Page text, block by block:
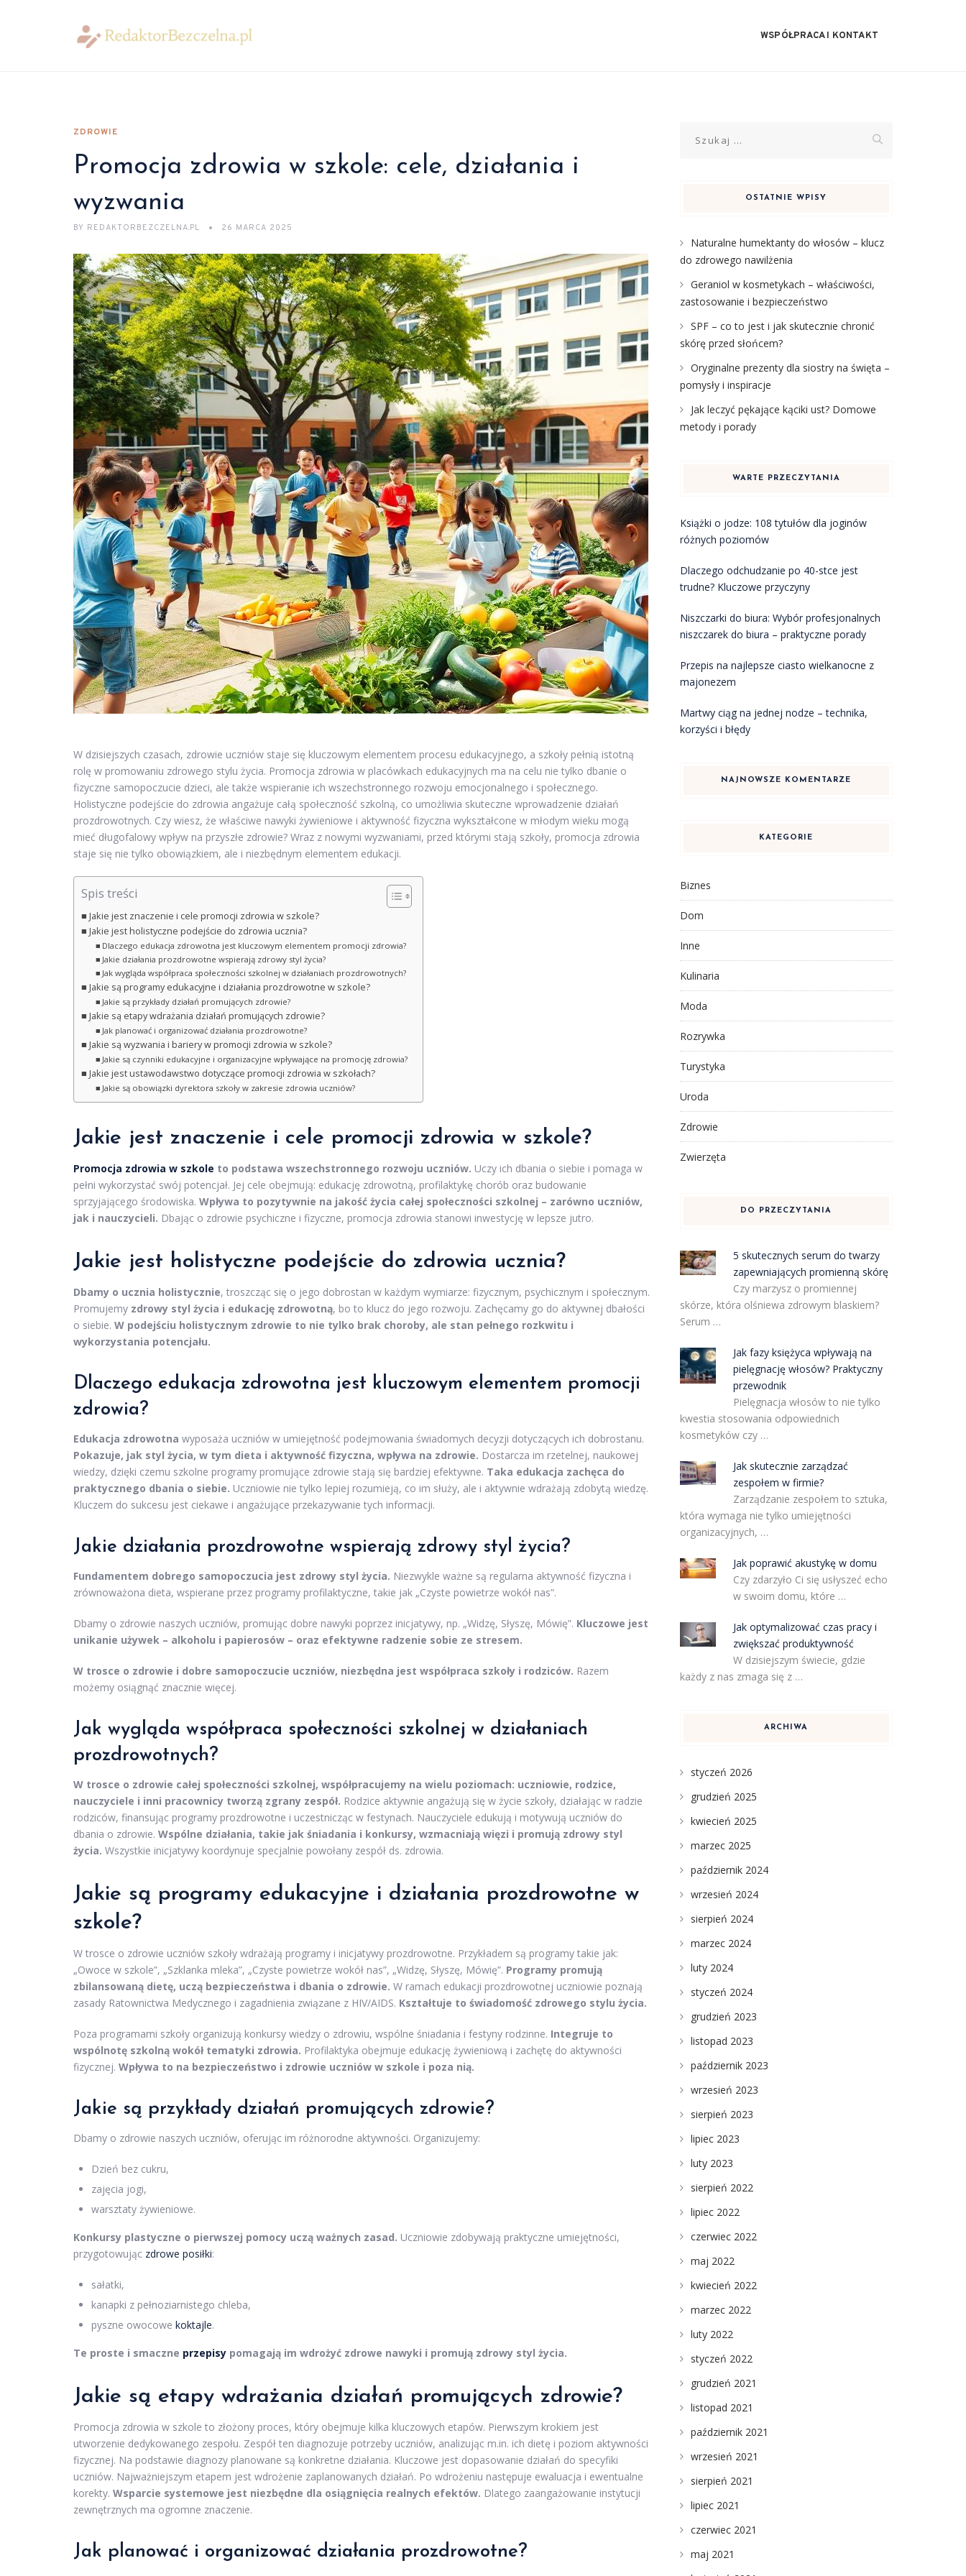
WSPÓŁPRACA I KONTAKT
ZDROWIE
Promocja zdrowia w szkole: cele, działania i
wyzwania
BY REDAKTORBEZCZELNA.PL 26 MARCA 2025
W dzisiejszych czasach, zdrowie uczniów staje się kluczowym elementem procesu edukacyjnego, a szkoły pełnią istotną
rolę w promowaniu zdrowego stylu życia. Promocja zdrowia w placówkach edukacyjnych ma na celu nie tylko dbanie o
fizyczne samopoczucie dzieci, ale także wspieranie ich wszechstronnego rozwoju emocjonalnego i społecznego.
Holistyczne podejście do zdrowia angażuje całą społeczność szkolną, co umożliwia skuteczne wprowadzenie działań
prozdrowotnych. Czy wiesz, że właściwe nawyki żywieniowe i aktywność fizyczna wykształcone w młodym wieku mogą
mieć długofalowy wpływ na przyszłe zdrowie? Wraz z nowymi wyzwaniami, przed którymi stają szkoły, promocja zdrowia
staje się nie tylko obowiązkiem, ale i niezbędnym elementem edukacji.
Spis treści
Jakie jest znaczenie i cele promocji zdrowia w szkole?
Jakie jest holistyczne podejście do zdrowia ucznia?
Dlaczego edukacja zdrowotna jest kluczowym elementem promocji zdrowia?
Jakie działania prozdrowotne wspierają zdrowy styl życia?
Jak wygląda współpraca społeczności szkolnej w działaniach prozdrowotnych?
Jakie są programy edukacyjne i działania prozdrowotne w szkole?
Jakie są przykłady działań promujących zdrowie?
Jakie są etapy wdrażania działań promujących zdrowie?
Jak planować i organizować działania prozdrowotne?
Jakie są wyzwania i bariery w promocji zdrowia w szkole?
Jakie są czynniki edukacyjne i organizacyjne wpływające na promocję zdrowia?
Jakie jest ustawodawstwo dotyczące promocji zdrowia w szkołach?
Jakie są obowiązki dyrektora szkoły w zakresie zdrowia uczniów?
Jakie jest znaczenie i cele promocji zdrowia w szkole?
Promocja zdrowia w szkole to podstawa wszechstronnego rozwoju uczniów. Uczy ich dbania o siebie i pomaga w
pełni wykorzystać swój potencjał. Jej cele obejmują: edukację zdrowotną, profilaktykę chorób oraz budowanie
sprzyjającego środowiska. Wpływa to pozytywnie na jakość życia całej społeczności szkolnej – zarówno uczniów,
jak i nauczycieli. Dbając o zdrowie psychiczne i fizyczne, promocja zdrowia stanowi inwestycję w lepsze jutro.
Jakie jest holistyczne podejście do zdrowia ucznia?
Dbamy o ucznia holistycznie, troszcząc się o jego dobrostan w każdym wymiarze: fizycznym, psychicznym i społecznym.
Promujemy zdrowy styl życia i edukację zdrowotną, bo to klucz do jego rozwoju. Zachęcamy go do aktywnej dbałości
o siebie. W podejściu holistycznym zdrowie to nie tylko brak choroby, ale stan pełnego rozkwitu i
wykorzystania potencjału.
Dlaczego edukacja zdrowotna jest kluczowym elementem promocji
zdrowia?
Edukacja zdrowotna wyposaża uczniów w umiejętność podejmowania świadomych decyzji dotyczących ich dobrostanu.
Pokazuje, jak styl życia, w tym dieta i aktywność fizyczna, wpływa na zdrowie. Dostarcza im rzetelnej, naukowej
wiedzy, dzięki czemu szkolne programy promujące zdrowie stają się bardziej efektywne. Taka edukacja zachęca do
praktycznego dbania o siebie. Uczniowie nie tylko lepiej rozumieją, co im służy, ale i aktywnie wdrażają zdobytą wiedzę.
Kluczem do sukcesu jest ciekawe i angażujące przekazywanie tych informacji.
Jakie działania prozdrowotne wspierają zdrowy styl życia?
Fundamentem dobrego samopoczucia jest zdrowy styl życia. Niezwykle ważne są regularna aktywność fizyczna i
zrównoważona dieta, wspierane przez programy profilaktyczne, takie jak „Czyste powietrze wokół nas”.
Dbamy o zdrowie naszych uczniów, promując dobre nawyki poprzez inicjatywy, np. „Widzę, Słyszę, Mówię”. Kluczowe jest
unikanie używek – alkoholu i papierosów – oraz efektywne radzenie sobie ze stresem.
W trosce o zdrowie i dobre samopoczucie uczniów, niezbędna jest współpraca szkoły i rodziców. Razem
możemy osiągnąć znacznie więcej.
Jak wygląda współpraca społeczności szkolnej w działaniach
prozdrowotnych?
W trosce o zdrowie całej społeczności szkolnej, współpracujemy na wielu poziomach: uczniowie, rodzice,
nauczyciele i inni pracownicy tworzą zgrany zespół. Rodzice aktywnie angażują się w życie szkoły, działając w radzie
rodziców, finansując programy prozdrowotne i uczestnicząc w festynach. Nauczyciele edukują i motywują uczniów do
dbania o zdrowie. Wspólne działania, takie jak śniadania i konkursy, wzmacniają więzi i promują zdrowy styl
życia. Wszystkie inicjatywy koordynuje specjalnie powołany zespół ds. zdrowia.
Jakie są programy edukacyjne i działania prozdrowotne w
szkole?
W trosce o zdrowie uczniów szkoły wdrażają programy i inicjatywy prozdrowotne. Przykładem są programy takie jak:
„Owoce w szkole”, „Szklanka mleka”, „Czyste powietrze wokół nas”, „Widzę, Słyszę, Mówię”. Programy promują
zbilansowaną dietę, uczą bezpieczeństwa i dbania o zdrowie. W ramach edukacji prozdrowotnej uczniowie poznają
zasady Ratownictwa Medycznego i zagadnienia związane z HIV/AIDS. Kształtuje to świadomość zdrowego stylu życia.
Poza programami szkoły organizują konkursy wiedzy o zdrowiu, wspólne śniadania i festyny rodzinne. Integruje to
wspólnotę szkolną wokół tematyki zdrowia. Profilaktyka obejmuje edukację żywieniową i zachętę do aktywności
fizycznej. Wpływa to na bezpieczeństwo i zdrowie uczniów w szkole i poza nią.
Jakie są przykłady działań promujących zdrowie?
Dbamy o zdrowie naszych uczniów, oferując im różnorodne aktywności. Organizujemy:
Dzień bez cukru,
zajęcia jogi,
warsztaty żywieniowe.
Konkursy plastyczne o pierwszej pomocy uczą ważnych zasad. Uczniowie zdobywają praktyczne umiejętności,
przygotowując zdrowe posiłki:
sałatki,
kanapki z pełnoziarnistego chleba,
pyszne owocowe koktajle.
Te proste i smaczne przepisy pomagają im wdrożyć zdrowe nawyki i promują zdrowy styl życia.
Jakie są etapy wdrażania działań promujących zdrowie?
Promocja zdrowia w szkole to złożony proces, który obejmuje kilka kluczowych etapów. Pierwszym krokiem jest
utworzenie dedykowanego zespołu. Zespół ten diagnozuje potrzeby uczniów, analizując m.in. ich dietę i poziom aktywności
fizycznej. Na podstawie diagnozy planowane są konkretne działania. Kluczowe jest dopasowanie działań do specyfiki
uczniów. Najważniejszym etapem jest wdrożenie zaplanowanych działań. Po wdrożeniu następuje ewaluacja i ewentualne
korekty. Wsparcie systemowe jest niezbędne dla osiągnięcia realnych efektów. Dlatego zaangażowanie instytucji
zewnętrznych ma ogromne znaczenie.
Jak planować i organizować działania prozdrowotne?
OSTATNIE WPISY
Naturalne humektanty do włosów – klucz
do zdrowego nawilżenia
Geraniol w kosmetykach – właściwości,
zastosowanie i bezpieczeństwo
SPF – co to jest i jak skutecznie chronić
skórę przed słońcem?
Oryginalne prezenty dla siostry na święta –
pomysły i inspiracje
Jak leczyć pękające kąciki ust? Domowe
metody i porady
WARTE PRZECZYTANIA
Książki o jodze: 108 tytułów dla joginów
różnych poziomów
Dlaczego odchudzanie po 40-stce jest
trudne? Kluczowe przyczyny
Niszczarki do biura: Wybór profesjonalnych
niszczarek do biura – praktyczne porady
Przepis na najlepsze ciasto wielkanocne z
majonezem
Martwy ciąg na jednej nodze – technika,
korzyści i błędy
NAJNOWSZE KOMENTARZE
KATEGORIE
Biznes
Dom
Inne
Kulinaria
Moda
Rozrywka
Turystyka
Uroda
Zdrowie
Zwierzęta
DO PRZECZYTANIA
5 skutecznych serum do twarzy
zapewniających promienną skórę
Czy marzysz o promiennej
skórze, która olśniewa zdrowym blaskiem?
Serum …
Jak fazy księżyca wpływają na
pielęgnację włosów? Praktyczny
przewodnik
Pielęgnacja włosów to nie tylko
kwestia stosowania odpowiednich
kosmetyków czy …
Jak skutecznie zarządzać
zespołem w firmie?
Zarządzanie zespołem to sztuka,
która wymaga nie tylko umiejętności
organizacyjnych, …
Jak poprawić akustykę w domu
Czy zdarzyło Ci się usłyszeć echo
w swoim domu, które …
Jak optymalizować czas pracy i
zwiększać produktywność
W dzisiejszym świecie, gdzie
każdy z nas zmaga się z …
ARCHIWA
styczeń 2026
grudzień 2025
kwiecień 2025
marzec 2025
październik 2024
wrzesień 2024
sierpień 2024
marzec 2024
luty 2024
styczeń 2024
grudzień 2023
listopad 2023
październik 2023
wrzesień 2023
sierpień 2023
lipiec 2023
luty 2023
sierpień 2022
lipiec 2022
czerwiec 2022
maj 2022
kwiecień 2022
marzec 2022
luty 2022
styczeń 2022
grudzień 2021
listopad 2021
październik 2021
wrzesień 2021
sierpień 2021
lipiec 2021
czerwiec 2021
maj 2021